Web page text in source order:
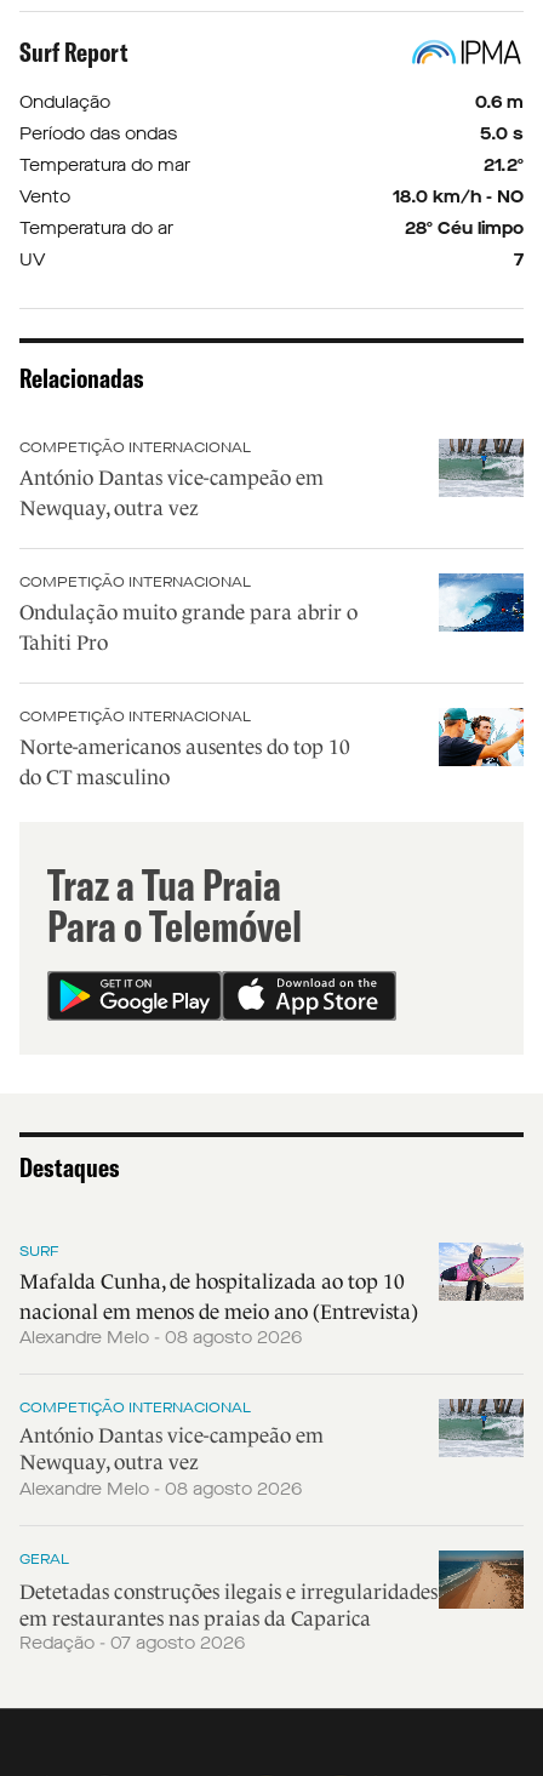
Surf Report
Ondulação
0.6 m
Período das ondas
5.0 s
Temperatura do mar
21.2º
Vento
18.0 km/h - NO
Temperatura do ar
28º Céu limpo
UV
7
Relacionadas
COMPETIÇÃO INTERNACIONAL
António Dantas vice-campeão em
Newquay, outra vez
COMPETIÇÃO INTERNACIONAL
Ondulação muito grande para abrir o
Tahiti Pro
COMPETIÇÃO INTERNACIONAL
Norte-americanos ausentes do top 10
do CT masculino
Traz a Tua Praia
Para o Telemóvel
Destaques
SURF
Mafalda Cunha, de hospitalizada ao top 10
nacional em menos de meio ano (Entrevista)
Alexandre Melo - 08 agosto 2026
COMPETIÇÃO INTERNACIONAL
António Dantas vice-campeão em
Newquay, outra vez
Alexandre Melo - 08 agosto 2026
GERAL
Detetadas construções ilegais e irregularidades
em restaurantes nas praias da Caparica
Redação - 07 agosto 2026